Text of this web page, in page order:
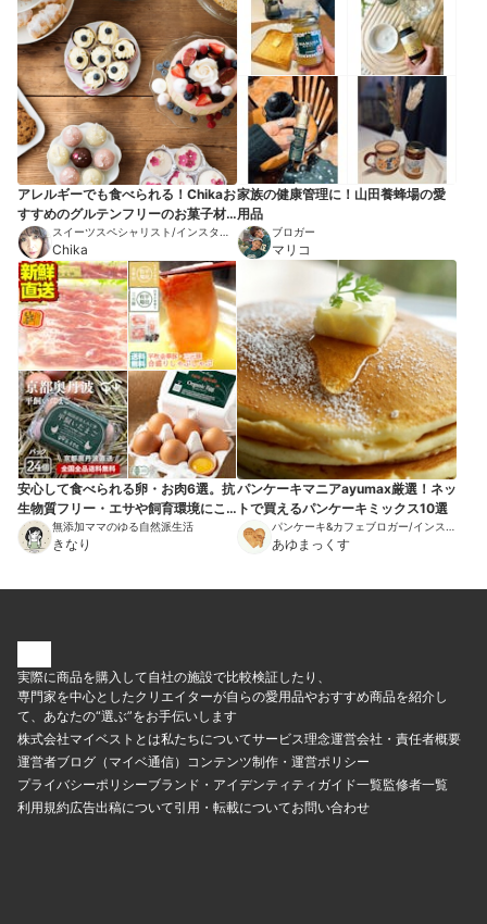
アレルギーでも食べられる！Chikaお
すすめのグルテンフリーのお菓子材
料10選スイーツスペシャリスト/インスタグ
ラマー
Chika
家族の健康管理に！山田養蜂場の愛
用品
ブロガー
マリコ
安心して食べられる卵・お肉6選。抗
生物質フリー・エサや飼育環境にこ
だわりアニマルウェルフェアも。
無添加ママのゆる自然派生活
きなり
パンケーキマニアayumax厳選！ネッ
トで買えるパンケーキミックス10選
パンケーキ&カフェブロガー/インスタ
グラマー
あゆまっくす
実際に商品を購入して自社の施設で比較検証したり、
専門家を中心としたクリエイターが自らの愛用品やおすすめ商品を紹介し
て、あなたの“選ぶ”をお手伝いします
株式会社マイベストとは私たちについてサービス理念運営会社・責任者概要
運営者ブログ（マイベ通信） コンテンツ制作・運営ポリシー
プライバシーポリシーブランド・アイデンティティ ガイド一覧監修者一覧
利用規約広告出稿について引用・転載についてお問い合わせ